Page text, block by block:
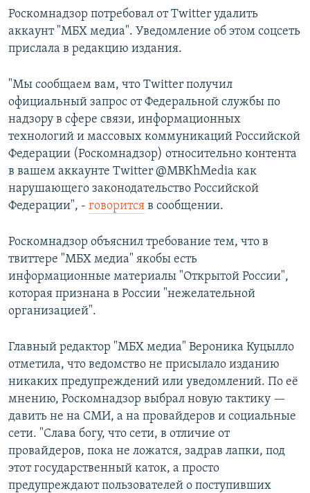
Все сайты РСЕ/РС
Роскомнадзор потребовал от Twitter удалить
аккаунт "МБХ медиа". Уведомление об этом соцсеть
прислала в редакцию издания.
"Мы сообщаем вам, что Twitter получил
официальный запрос от Федеральной службы по
надзору в сфере связи, информационных
технологий и массовых коммуникаций Российской
Федерации (Роскомнадзор) относительно контента
в вашем аккаунте Twitter @MBKhMedia как
нарушающего законодательство Российской
Федерации", - говорится в сообщении.
Роскомнадзор объяснил требование тем, что в
твиттере "МБХ медиа" якобы есть
информационные материалы "Открытой России",
которая признана в России "нежелательной
организацией".
Главный редактор "МБХ медиа" Вероника Куцылло
отметила, что ведомство не присылало изданию
никаких предупреждений или уведомлений. По её
мнению, Роскомнадзор выбрал новую тактику —
давить не на СМИ, а на провайдеров и социальные
сети. "Слава богу, что сети, в отличие от
провайдеров, пока не ложатся, задрав лапки, под
этот государственный каток, а просто
предупреждают пользователей о поступивших